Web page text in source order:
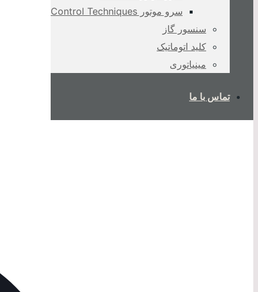
سرو موتور Control Techniques
سنسور گاز
کلید اتوماتیک
مینیاتوری
تماس با ما